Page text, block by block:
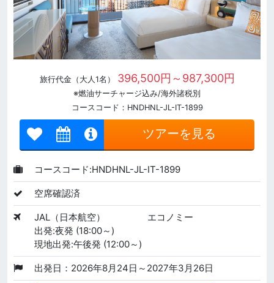
旅行代金（大人1名） 396,500円～987,300円
※燃油サーチャージ込み/海外諸税別
コースコード：HNDHNL-JL-IT-1899
ツアーを見る
コースコード:HNDHNL-JL-IT-1899
空席確認済
JAL（日本航空）
エコノミー
出発:夜発 (18:00～)
現地出発:午後発 (12:00～)
出発日：2026年8月24日～2027年3月26日